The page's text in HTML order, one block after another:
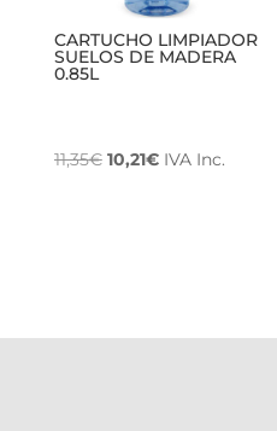
CARTUCHO LIMPIADOR
SUELOS DE MADERA
0.85L
11,35€ El
10,21€ElIVA Inc.